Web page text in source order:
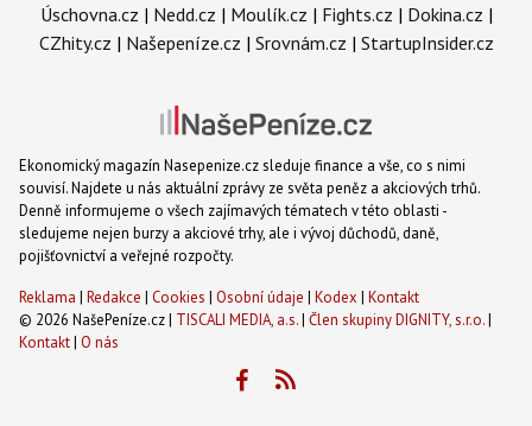
Úschovna.cz | Nedd.cz | Moulík.cz | Fights.cz | Dokina.cz |
CZhity.cz | Našepeníze.cz | Srovnám.cz | StartupInsider.cz
Ekonomický magazín Nasepenize.cz sleduje finance a vše, co s nimi
souvisí. Najdete u nás aktuální zprávy ze světa peněz a akciových trhů.
Denně informujeme o všech zajímavých tématech v této oblasti -
sledujeme nejen burzy a akciové trhy, ale i vývoj důchodů, daně,
pojišťovnictví a veřejné rozpočty.
Reklama | Redakce | Cookies | Osobní údaje | Kodex | Kontakt
© 2026 NašePeníze.cz | TISCALI MEDIA, a.s.| Člen skupiny DIGNITY, s.r.o.|
Kontakt| O nás